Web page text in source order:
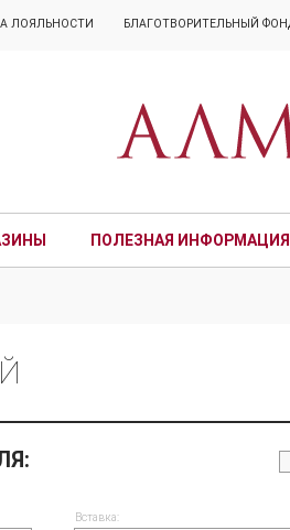
ЛОЯЛЬНОСТИ БЛАГОТВОРИТЕЛЬНЫЙ
ПОЛЕЗНАЯ ИНФОРМАЦИЯ
Вставка: